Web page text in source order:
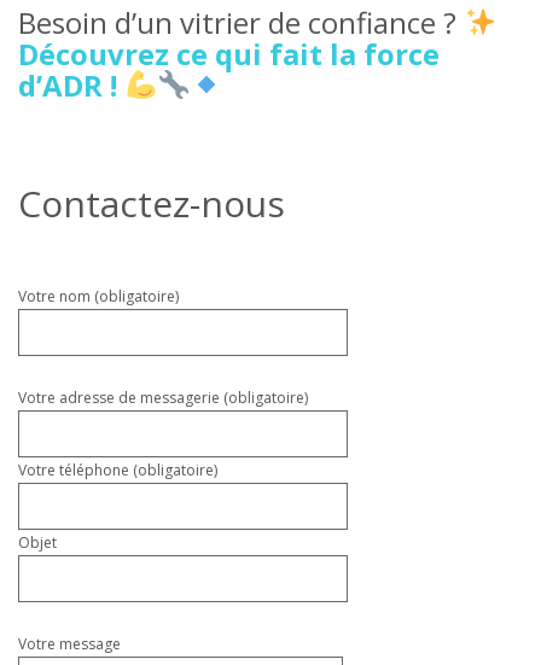
Besoin d’un vitrier de confiance ?
Découvrez ce qui fait la force
d’ADR !
Contactez-nous
Veuillez
vide.
Votre nom (obligatoire)
Votre adresse de messagerie (obligatoire)
Votre téléphone (obligatoire)
Objet
Votre message